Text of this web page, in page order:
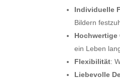
Individuelle
Bildern
Hochwertige
ein Leben
Flexibilität:
Liebevolle